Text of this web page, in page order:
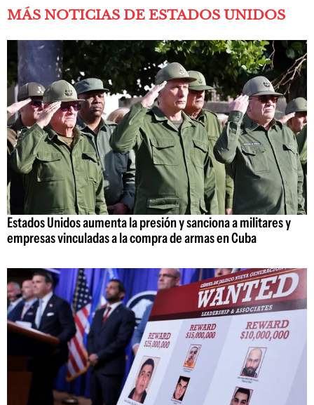
MÁS NOTICIAS DE ESTADOS UNIDOS
Estados Unidos aumenta la presión y sanciona a militares y
empresas vinculadas a la compra de armas en Cuba